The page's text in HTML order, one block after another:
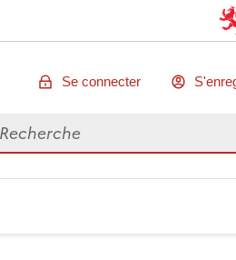
Se connecter
des données